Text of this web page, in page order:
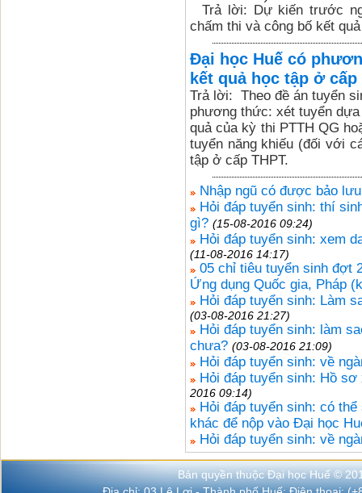
Trả lời: Dự kiến trước
chấm thi và công bố kết
Đại học Huế có
kết quả học tập ở cấp
Trả lời: Theo đề án tuyển
phương thức: xét tuyển
quả của kỳ thi PTTH QG
tuyển năng khiếu (đối với
tập ở cấp THPT.
Nhập ngũ có được bảo
Hỏi đáp tuyển sinh: thí
gì? (15-08-2016 09:24)
Hỏi đáp tuyển sinh: xem
(11-08-2016 14:17)
05 chỉ tiêu tuyển sinh đợt
Ứng dụng Quốc gia, Pháp
Hỏi đáp tuyển sinh: Làm
(03-08-2016 21:27)
Hỏi đáp tuyển sinh: làm
chưa? (03-08-2016 21:09)
Hỏi đáp tuyển sinh: về
Hỏi đáp tuyển sinh: Hồ
2016 09:14)
Hỏi đáp tuyển sinh: có
khác để nộp vào Đại học
Hỏi đáp tuyển sinh: về
Bản quyền thuộc Đại học Huế ©